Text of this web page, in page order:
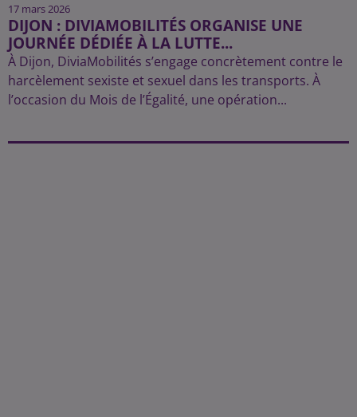
17 mars 2026
DIJON : DIVIAMOBILITÉS ORGANISE UNE
JOURNÉE DÉDIÉE À LA LUTTE...
À Dijon, DiviaMobilités s’engage concrètement contre le
harcèlement sexiste et sexuel dans les transports. À
l’occasion du Mois de l’Égalité, une opération...